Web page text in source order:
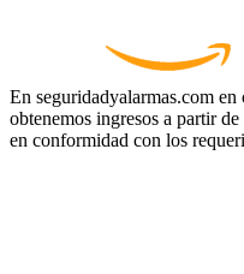
En seguridadyalarmas.com
obtenemos ingresos a partir
en conformidad con los